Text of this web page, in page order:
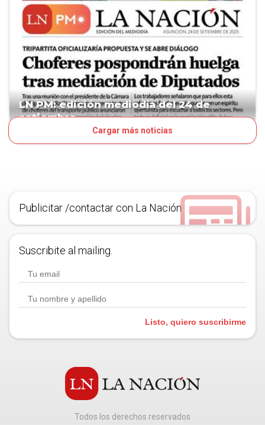
LN PM: edición mediodía del 24 de
setiembre
Cargar más noticias
Publicitar /contactar con La Nación
Suscribite al mailing.
Listo, quiero suscribirme
Todos los derechos reservados